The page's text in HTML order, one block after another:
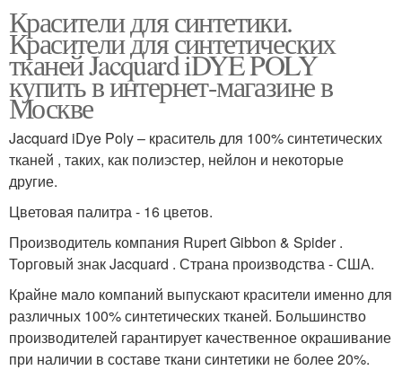
Красители для синтетики.
Красители для синтетических
тканей Jacquard iDYE POLY
купить в интернет-магазине в
Москве
Jacquard iDye Poly – краситель для 100% синтетических
тканей , таких, как полиэстер, нейлон и некоторые
другие.
Цветовая палитра - 16 цветов.
Производитель компания Rupert Gibbon & Spider .
Торговый знак Jacquard . Страна производства - США.
Крайне мало компаний выпускают красители именно для
различных 100% синтетических тканей. Большинство
производителей гарантирует качественное окрашивание
при наличии в составе ткани синтетики не более 20%.